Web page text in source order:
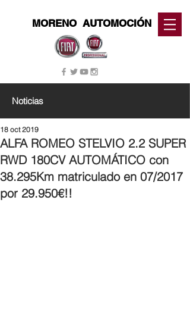
MORENO AUTOMOCIÓN
Noticias
ALFA ROMEO STELVIO 2.2 SUPER
RWD 180CV AUTOMÁTICO con
38.295Km matriculado en 07/2017
por 29.950€!!
18 oct 2019